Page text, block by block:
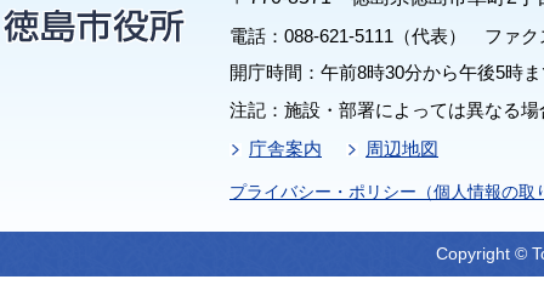
電話：088-621-5111（代表） ファク
開庁時間：午前8時30分から午後5時
注記：施設・部署によっては異なる
庁舎案内
周辺地図
プライバシー・ポリシー（個人情報の取
Copyright ©